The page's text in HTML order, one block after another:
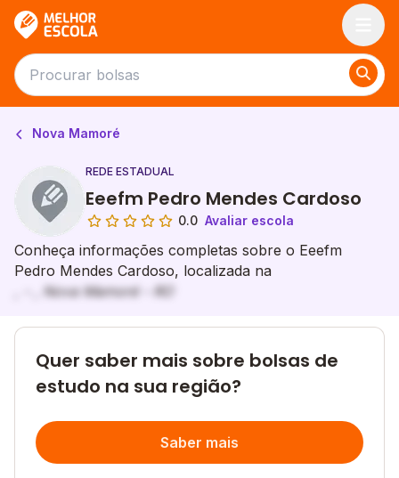
Nova Mamoré
REDE ESTADUAL
Eeefm Pedro Mendes Cardoso
0.0 Avaliar escola
Conheça informações completas sobre o Eeefm
Pedro Mendes Cardoso, localizada na
, - , Nova Mamoré - RO
Quer saber mais sobre bolsas de
estudo na sua região?
Saber mais